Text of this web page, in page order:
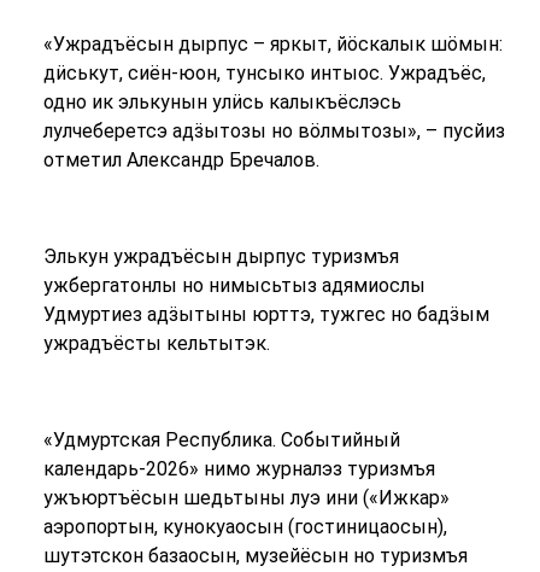
«Ужрадъёсын дырпус – яркыт, йӧскалык шӧмын:
дӥськут, сиён-юон, тунсыко интыос. Ужрадъёс,
одно ик элькунын улӥсь калыкъёслэсь
лулчеберетсэ адӟытозы но вӧлмытозы», – пусйиз
отметил Александр Бречалов.
Элькун ужрадъёсын дырпус туризмъя
ужбергатонлы но нимысьтыз адямиослы
Удмуртиез адӟытыны юрттэ, тужгес но бадӟым
ужрадъёсты кельтытэк.
«Удмуртская Республика. Событийный
календарь-2026» нимо журналэз туризмъя
ужъюртъёсын шедьтыны луэ ини («Ижкар»
аэропортын, кунокуаосын (гостиницаосын),
шутэтскон базаосын, музейёсын но туризмъя